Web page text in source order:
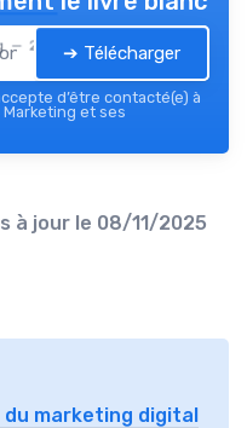
— 2026 ➔ Télécharger
d’être contacté(e) à
et ses
à jour le 08/11/2025
du marketing digital